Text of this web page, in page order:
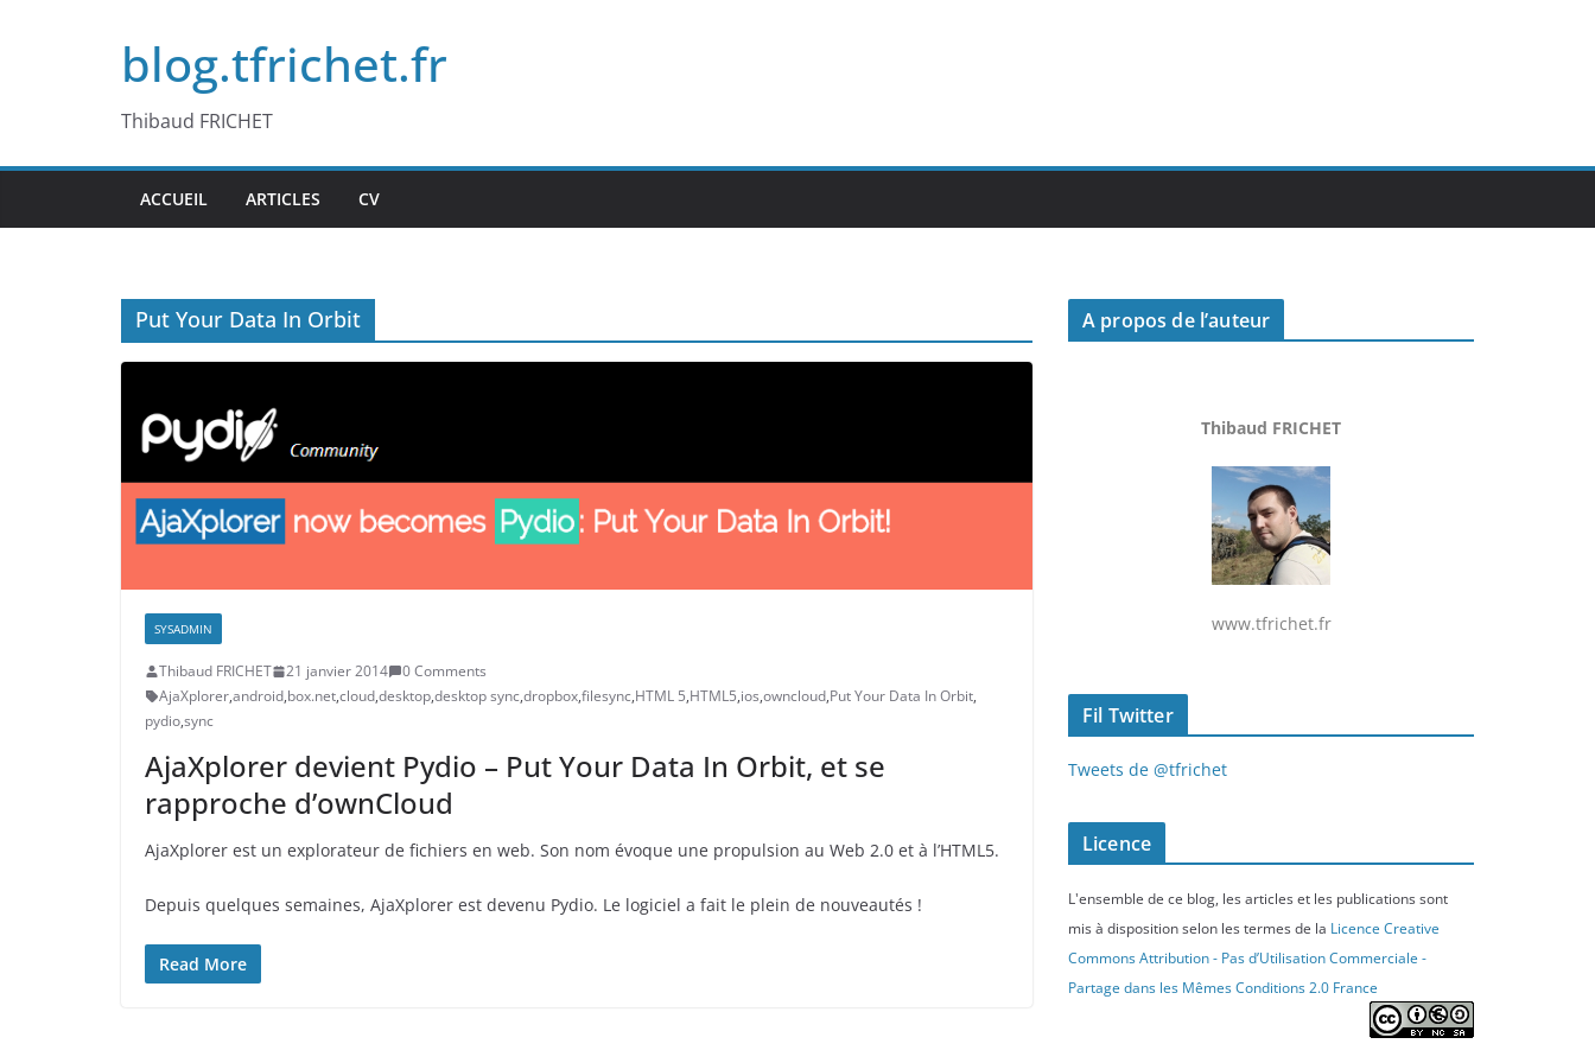
blog.tfrichet.fr
Thibaud FRICHET
ACCUEIL ARTICLES CV
Put Your Data In Orbit
SYSADMIN
Thibaud FRICHET 21 janvier 2014
0 Comments
AjaXplorer,android,box.net,cloud,desktop,desktop sync,dropbox,filesync,HTML 5,HTML5,ios,owncloud,Put Your Data In Orbit,
pydio,sync
AjaXplorer devient Pydio – Put Your Data In Orbit, et se
rapproche d’ownCloud
AjaXplorer est un explorateur de fichiers en web. Son nom évoque une propulsion au Web 2.0 et à l’HTML5.
Depuis quelques semaines, AjaXplorer est devenu Pydio. Le logiciel a fait le plein de nouveautés !
Read More
A propos de l’auteur
Thibaud FRICHET
www.tfrichet.fr
Fil Twitter
Tweets de @tfrichet
Licence
L'ensemble de ce blog, les articles et les publications sont
mis à disposition selon les termes de la Licence Creative
Commons Attribution - Pas d’Utilisation Commerciale -
Partage dans les Mêmes Conditions 2.0 France